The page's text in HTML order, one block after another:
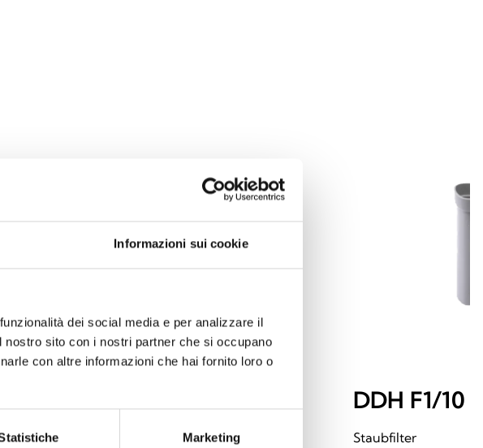
Informazioni sui cookie
dei social media e per analizzare il
sito con i nostri partner che si occupano
con altre informazioni che hai fornito loro o
Marketing
EBDDHN
Wasserdichte Abdeckung für
DDH F1/10
Staubfilter